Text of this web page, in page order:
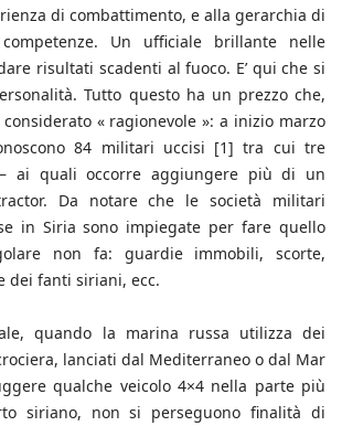
di combattimento, e alla gerarchia di
Un ufficiale brillante nelle
risultati scadenti al fuoco. E’ qui che si
Tutto questo ha un prezzo che,
« ragionevole »: a inizio marzo
84 militari uccisi [1] tra cui tre
ai quali occorre aggiungere più di un
Da notare che le società militari
in Siria sono impiegate per fare quello
non fa: guardie immobili, scorte,
dei fanti siriani, ecc.
quando la marina russa utilizza dei
lanciati dal Mediterraneo o dal Mar
qualche veicolo 4×4 nella parte più
siriano, non si perseguono finalità di